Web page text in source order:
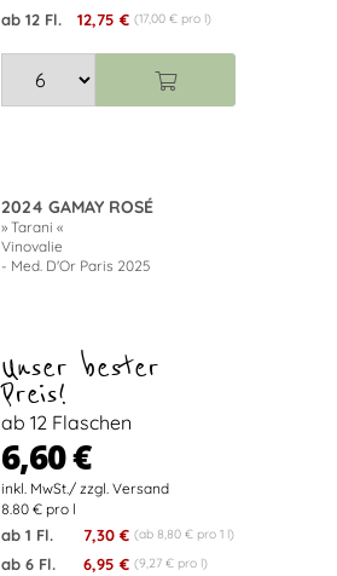
ab 12 Fl. 12,75 € (17,00 € pro l)
2024 GAMAY ROSÉ
» Tarani «
Vinovalie
- Med. D'Or Paris 2025
Unser bester
Preis!
ab 12 Flaschen
6,60 €
8.80 € pro l
ab 1 Fl. 7,30 € (ab 8,80 € pro 1 l)
ab 6 Fl. 6,95 € (9,27 € pro l)